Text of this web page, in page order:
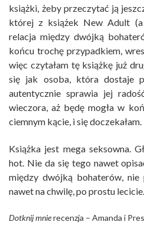
książki, żeby przeczytać ją
której z książek New Adult
relacja między dwójką
końcu trochę przypadkiem,
więc czytałam tę książkę już
się jak osoba, która dostaje
autentycznie sprawia jej
wieczora, aż będę mogła w
ciemnym kącie, i się doczekałam.
Książka jest mega seksowna.
hot. Nie da się tego nawet
między dwójką bohaterów,
nawet na chwilę, po prostu lecicie.
Dotknij mnierecenzja – Amanda i